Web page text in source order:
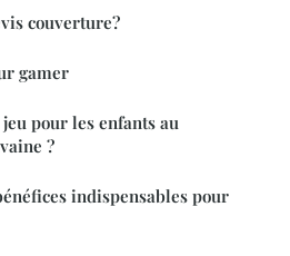
couverture?
gamer
pour les enfants au
?
indispensables pour